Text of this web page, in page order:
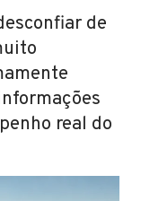
de
real do